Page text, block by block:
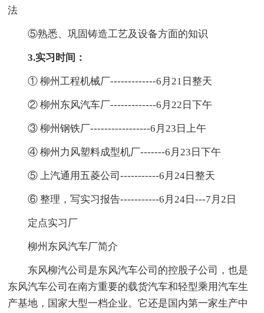
法
⑤熟悉、巩固铸造工艺及设备方面的知识
3.实习时间：
① 柳州工程机械厂-------------6月21日整天
② 柳州东风汽车厂-------------6月22日下午
③ 柳州钢铁厂-----------------6月23日上午
④ 柳州力风塑料成型机厂-------6月23日下午
⑤ 上汽通用五菱公司-----------6月24日整天
⑥ 整理，写实习报告-----------6月24日---7月2日
定点实习厂
柳州东风汽车厂简介
东风柳汽公司是东风汽车公司的控股子公司，也是
东风汽车公司在南方重要的载货汽车和轻型乘用汽车生
产基地，国家大型一档企业。它还是国内第一家生产中